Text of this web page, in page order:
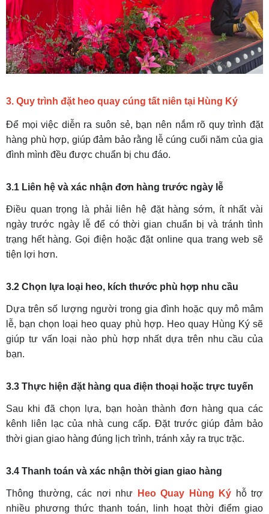
3. Quy trình đặt heo quay cúng tất niên tại Hùng Ký
Để mọi việc diễn ra suôn sẻ, bạn nên nắm rõ quy trình đặt
hàng phù hợp, giúp đảm bảo rằng lễ cúng cuối năm của gia
đình mình đều được chuẩn bị chu đáo.
3.1 Liên hệ và xác nhận đơn hàng trước ngày lễ
Điều quan trọng là phải liên hệ đặt hàng sớm, ít nhất vài
ngày trước ngày lễ để có thời gian chuẩn bị và tránh tình
trạng hết hàng. Gọi điện hoặc đặt online qua trang web sẽ
tiện lợi hơn.
3.2 Chọn lựa loại heo, kích thước phù hợp nhu cầu
Dựa trên số lượng người trong gia đình hoặc quy mô mâm
lễ, bạn chọn loại heo quay phù hợp. Heo quay Hùng Ký sẽ
giúp tư vấn loại nào phù hợp nhất dựa trên nhu cầu của
bạn.
3.3 Thực hiện đặt hàng qua điện thoại hoặc trực tuyến
Sau khi đã chọn lựa, bạn hoàn thành đơn hàng qua các
kênh liên lạc của nhà cung cấp. Đặt trước giúp đảm bảo
thời gian giao hàng đúng lịch trình, tránh xảy ra trục trặc.
3.4 Thanh toán và xác nhận thời gian giao hàng
Thông thường, các nơi như Heo Quay Hùng Ký hỗ trợ
nhiều phương thức thanh toán, linh hoạt thời điểm giao